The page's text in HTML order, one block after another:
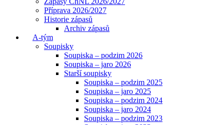
Příprava 2026/2027
Historie zápasů
Archiv zápasů
A-tým
Soupisky
Soupiska – podzim 2026
Soupiska – jaro 2026
Starší soupisky
Soupiska – podzim 2025
Soupiska – jaro 2025
Soupiska – podzim 2024
Soupiska – jaro 2024
Soupiska – podzim 2023